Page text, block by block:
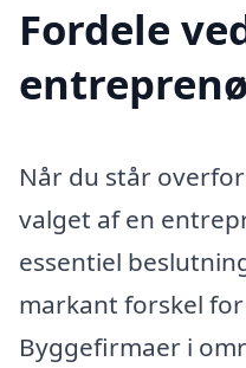
Fordele
Når du står
valget af en
essentiel
markant forskel
Byggefirmaer i